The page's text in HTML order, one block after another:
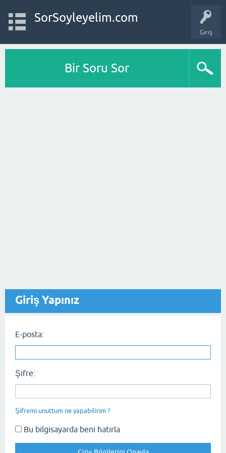
Giriş
SorSoyleyelim.com
Bir Soru Sor
Giriş Yapınız
E-posta:
Şifre:
Şifremi unuttum ne yapabilirim ?
Bu bilgisayarda beni hatırla